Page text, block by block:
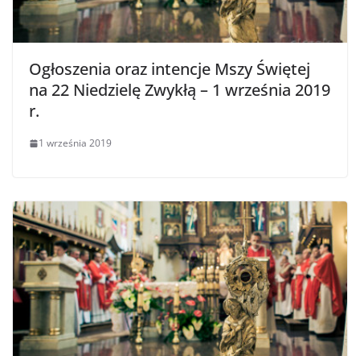
Ogłoszenia oraz intencje Mszy Świętej
na 22 Niedzielę Zwykłą – 1 września 2019
r.
1 września 2019